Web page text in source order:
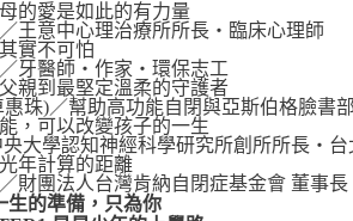
的愛是如此的有力量
王意中心理治療所所長‧臨床心理師
實不可怕
牙醫師‧作家‧環保志工
親到最堅定溫柔的守護者
惠珠)／幫助高功能自閉與亞斯伯格臉書
，可以改變孩子的一生
央大學認知神經科學研究所創所所長‧
年計算的距離
財團法人台灣肯納自閉症基金會 董事長
生的準備，只為你